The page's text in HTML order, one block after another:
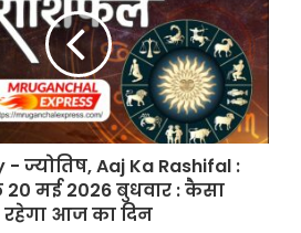
ज्योतिष, Aaj Ka Rashifal :
20 मई 2026 बुधवार : कैसा
रहेगा आज का दिन